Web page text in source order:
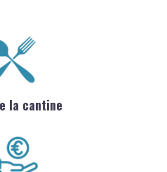
la cantine